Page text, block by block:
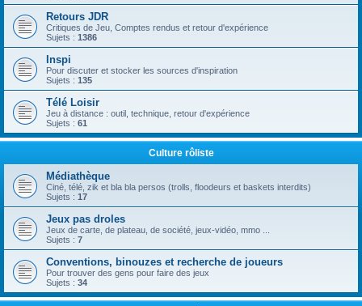
Retours JDR
Critiques de Jeu, Comptes rendus et retour d'expérience
Sujets : 1386
Inspi
Pour discuter et stocker les sources d'inspiration
Sujets : 135
Télé Loisir
Jeu à distance : outil, technique, retour d'expérience
Sujets : 61
Culture rôliste
Médiathèque
Ciné, télé, zik et bla bla persos (trolls, floodeurs et baskets interdits)
Sujets : 17
Jeux pas droles
Jeux de carte, de plateau, de société, jeux-vidéo, mmo ...
Sujets : 7
Conventions, binouzes et recherche de joueurs
Pour trouver des gens pour faire des jeux
Sujets : 34